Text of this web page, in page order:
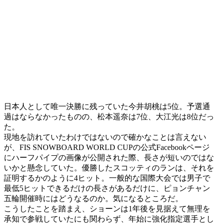
日本人として唯一決勝に残っていた今井胡桃は5位。予選通
過はならなかったものの、松本遥奈は7位、大江光は8位だっ
た。
現地を訪れていたわけではないので確かなことは言えない
が、FIS SNOWBOARD WORLD CUPの公式Facebookページ
にハーフパイプの画像が公開された際、長さが短いのではな
いかと懸念していた。優勝したスコッティのランは、それを
証明するかのように4ヒット。一般的な国際大会では男子で
最低5ヒットできるだけの長さがあるだけに、ピョンチャン
五輪開催時にはどうなるのか。気になるところだ。
こうしたことを踏まえ、ショーンは1年後を見据えて無理を
承知で参戦していたにも関わらず、年始に強化指定選手とし